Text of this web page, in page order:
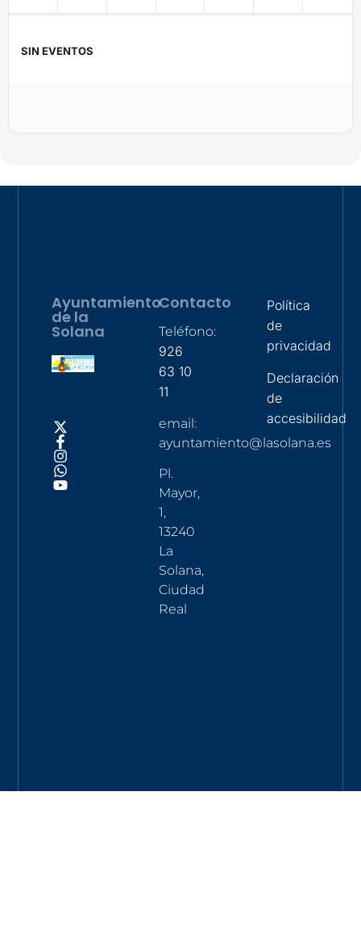
SIN EVENTOS
Ayuntamiento
de la
Solana
Contacto
Teléfono:
926
63 10
11
email:
ayuntamiento@lasolana.es
Pl.
Mayor,
1,
13240
La
Solana,
Ciudad
Real
Política
de
privacidad
Declaración
de
accesibilidad